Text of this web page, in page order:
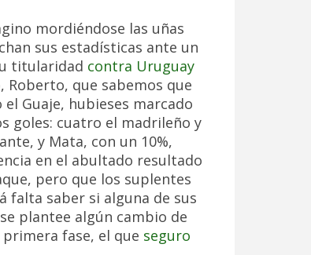
mordiéndose las uñas
sus estadísticas ante un
titularidad contra Uruguay
Roberto, que sabemos que
Guaje, hubieses marcado
goles: cuatro el madrileño y
y Mata, con un 10%,
en el abultado resultado
pero que los suplentes
falta saber si alguna de sus
plantee algún cambio de
fase, el que seguro